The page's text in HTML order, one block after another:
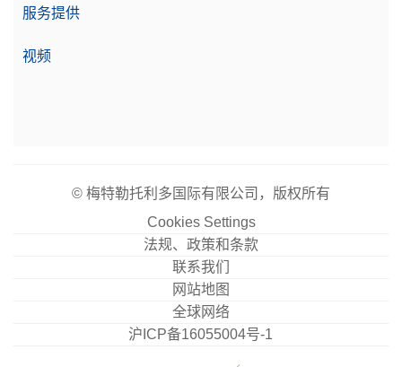
服务提供
视频
© 梅特勒托利多国际有限公司，版权所有
Cookies Settings
法规、政策和条款
联系我们
网站地图
全球网络
沪ICP备16055004号-1